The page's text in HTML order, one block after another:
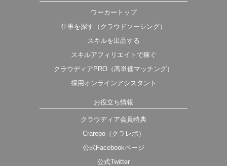
ワーカートップ
仕事を探す（クラウドソーシング）
スキルを出品する
スキルアフィリエイトで稼ぐ
クラウディアPRO（高単価マッチング）
採用オンラインアシスタント
お役立ち情報
クラウディア会員特典
Crarepo（クラレポ）
公式Facebookページ
公式Twitter